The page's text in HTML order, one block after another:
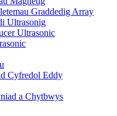
Graddedig Array
Ultrasonig
Ultrasonic
Cyfredol Eddy
a Chytbwys